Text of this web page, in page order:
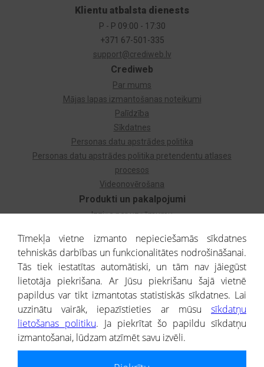
Produkti un pakalpojumi
Izziņa par uzņēmumu
Dzimtas koks
Uzņēmumu atlase
Monitorings
Kredītizziņa par ārvalstu uzņēmumiem
Crediweb
Par mums
Mājas lapas izmantošanas noteikumi
Palīdzība
Sīkdatnes
Personas datu apstrādes politika
Personas datu apstrādes politika pretendentu atlases
procesos
Videonovērošana
Klientu atbalsta dienests
P - P 09:00 - 17:30
+371 67-501-335
support@crediweb.lv
® CREDITREFORM Latvija
SIA
Tīmekļa vietne izmanto nepieciešamās sīkdatnes
tehniskās darbības un funkcionalitātes nodrošināšanai.
Tās tiek iestatītas automātiski, un tām nav jāiegūst
lietotāja piekrišana. Ar Jūsu piekrišanu šajā vietnē
papildus var tikt izmantotas statistiskās sīkdatnes. Lai
uzzinātu vairāk, iepazīstieties ar mūsu sīkdatņu
lietošanas politiku. Ja piekrītat šo papildu sīkdatņu
izmantošanai, lūdzam atzīmēt savu izvēli.